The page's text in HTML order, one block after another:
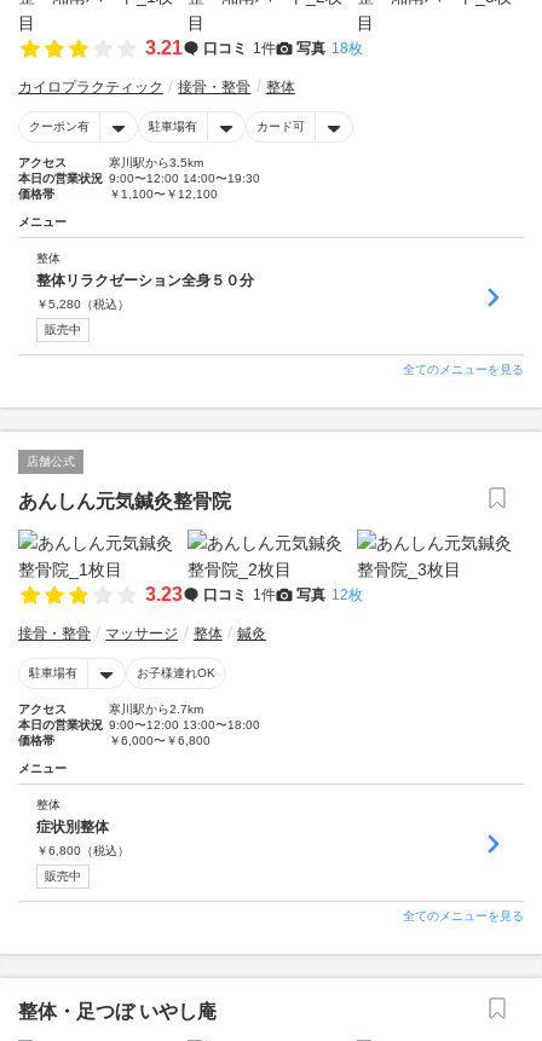
3.21 口コミ 1件 写真 18枚
カイロプラクティック 接骨・整骨 整体
クーポン有 駐車場有 カード可
アクセス
寒川駅から3.5km
本日の営業状況 9:00〜12:00 14:00〜19:30
価格帯
￥1,100〜￥12,100
メニュー
整体
整体リラクゼーション全身５０分
￥5,280 （税込）
販売中
全てのメニューを見る
店舗公式
あんしん元気鍼灸整骨院
3.23 口コミ 1件 写真 12枚
接骨・整骨 マッサージ 整体 鍼灸
駐車場有 お子様連れOK
アクセス
寒川駅から2.7km
本日の営業状況 9:00〜12:00 13:00〜18:00
価格帯
￥6,000〜￥6,800
メニュー
整体
症状別整体
￥6,800 （税込）
販売中
全てのメニューを見る
整体・足つぼ いやし庵